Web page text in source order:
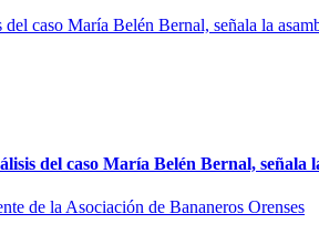
del caso María Belén Bernal, señala